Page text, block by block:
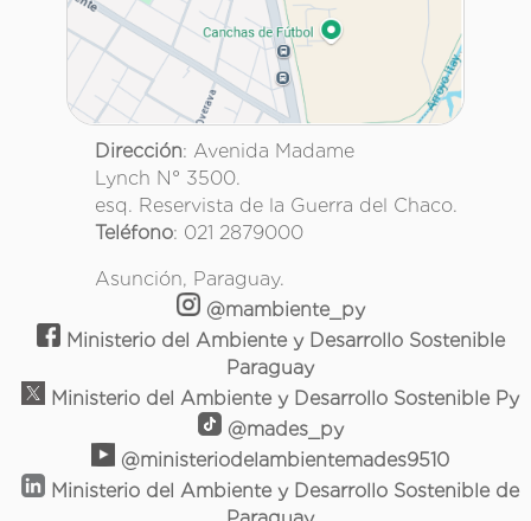
Dirección: Avenida Madame
Lynch N° 3500.
esq. Reservista de la Guerra del Chaco.
Teléfono: 021 2879000
Asunción, Paraguay.
@mambiente_py
Ministerio del Ambiente y Desarrollo Sostenible
Paraguay
Ministerio del Ambiente y Desarrollo Sostenible Py
@mades_py
@ministeriodelambientemades9510
Ministerio del Ambiente y Desarrollo Sostenible de